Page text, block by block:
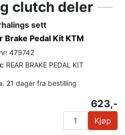
clutch deler
sett
Brake Pedal Kit KTM
479742
REAR BRAKE PEDAL KIT
21 dager fra bestilling
623,-
Kjøp